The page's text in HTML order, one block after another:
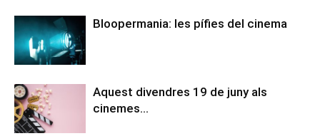
Bloopermania: les pífies del cinema
Aquest divendres 19 de juny als
cinemes…